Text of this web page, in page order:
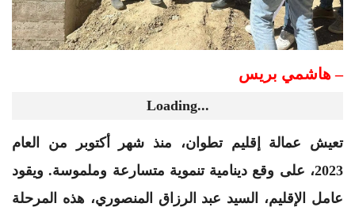
– ​هاشمي بريس
Loading...
​تعيش عمالة إقليم تطوان، منذ شهر أكتوبر من العام
2023، على وقع دينامية تنموية متسارعة وملموسة. ويقود
عامل الإقليم، السيد عبد الرزاق المنصوري، هذه المرحلة